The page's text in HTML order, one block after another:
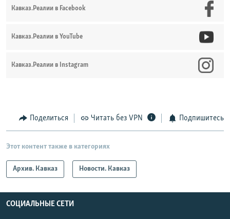
Кавказ.Реалии в Facebook
Кавказ.Реалии в YouTube
Кавказ.Реалии в Instagram
Поделиться Читать без VPN Подпишитесь
Этот контент также в категориях
Архив. Кавказ Новости. Кавказ
СОЦИАЛЬНЫЕ СЕТИ